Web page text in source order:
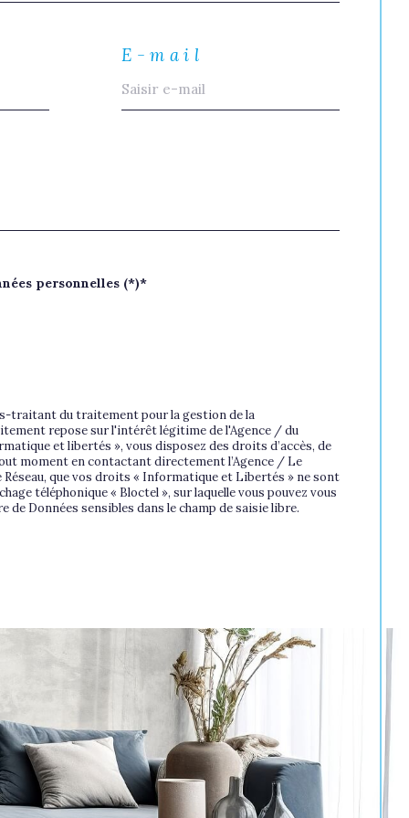
E-mail
personnelles (*)*
traitant du traitement pour la gestion de la
repose sur l'intérêt légitime de l'Agence / du
et libertés », vous disposez des droits d’accès, de
moment en contactant directement l’Agence / Le
que vos droits « Informatique et Libertés » ne sont
téléphonique « Bloctel », sur laquelle vous pouvez vous
Données sensibles dans le champ de saisie libre.